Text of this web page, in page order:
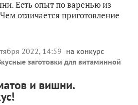
Есть опыт по варенью из
отличается приготовление
2022, 14:59 на конкурс
заготовки для витаминной
и вишни.